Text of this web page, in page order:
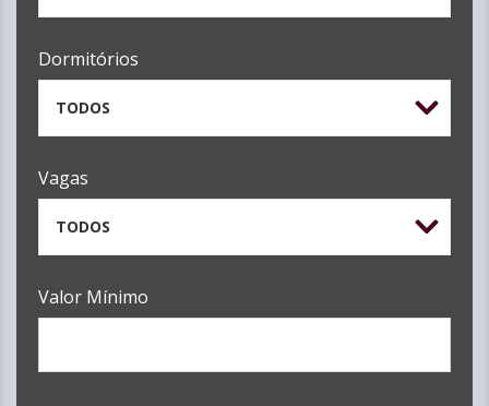
Dormitórios
TODOS
Vagas
TODOS
Valor Mínimo